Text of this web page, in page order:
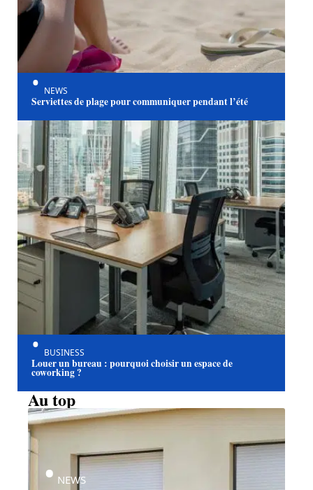
NEWS
Serviettes de plage pour communiquer pendant l’été
BUSINESS
Louer un bureau : pourquoi choisir un espace de
coworking ?
Au top
NEWS